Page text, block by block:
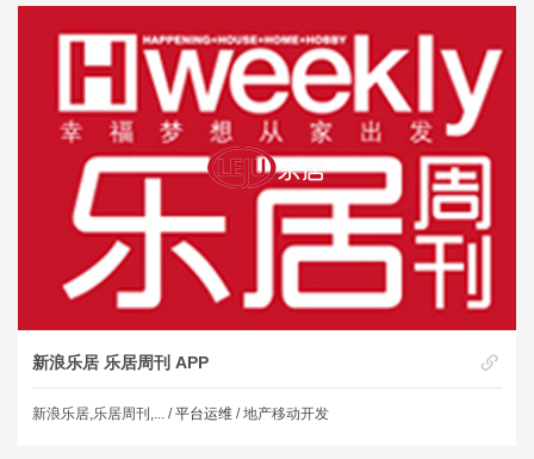
新浪乐居 乐居周刊 APP
新浪乐居,乐居周刊,... /平台运维 / 地产移动开发